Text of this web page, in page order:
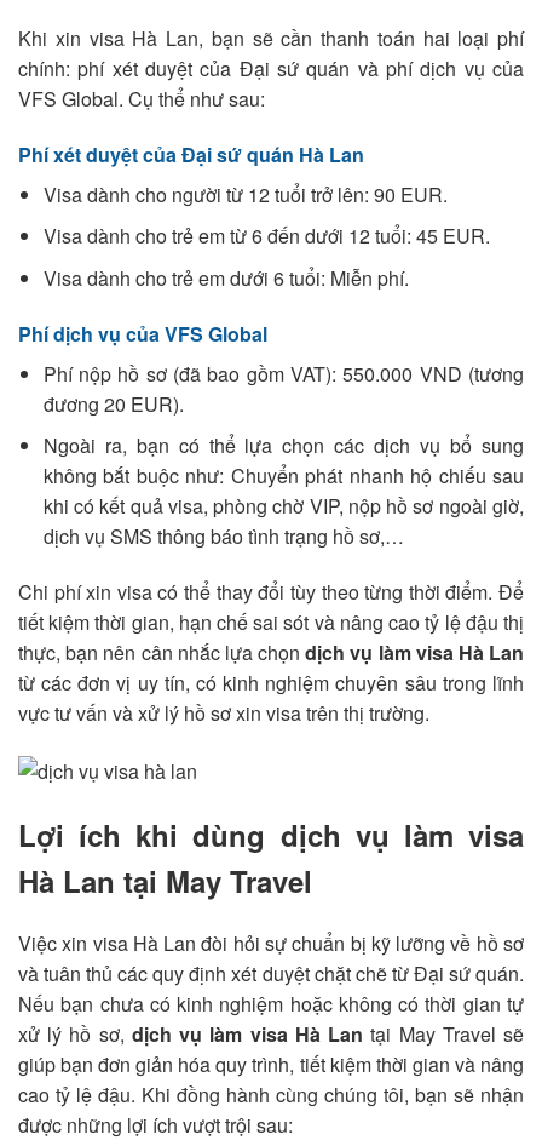
Khi xin visa Hà Lan, bạn sẽ cần thanh toán hai loại phí
chính: phí xét duyệt của Đại sứ quán và phí dịch vụ của
VFS Global. Cụ thể như sau:
Phí xét duyệt của Đại sứ quán Hà Lan
Visa dành cho người từ 12 tuổi trở lên: 90 EUR.
Visa dành cho trẻ em từ 6 đến dưới 12 tuổi: 45 EUR.
Visa dành cho trẻ em dưới 6 tuổi: Miễn phí.
Phí dịch vụ của VFS Global
Phí nộp hồ sơ (đã bao gồm VAT): 550.000 VND (tương
đương 20 EUR).
Ngoài ra, bạn có thể lựa chọn các dịch vụ bổ sung
không bắt buộc như: Chuyển phát nhanh hộ chiếu sau
khi có kết quả visa, phòng chờ VIP, nộp hồ sơ ngoài giờ,
dịch vụ SMS thông báo tình trạng hồ sơ,…
Chi phí xin visa có thể thay đổi tùy theo từng thời điểm. Để
tiết kiệm thời gian, hạn chế sai sót và nâng cao tỷ lệ đậu thị
thực, bạn nên cân nhắc lựa chọndịch vụ làm visa Hà Lan
từ các đơn vị uy tín, có kinh nghiệm chuyên sâu trong lĩnh
vực tư vấn và xử lý hồ sơ xin visa trên thị trường.
Lợi ích khi dùng dịch vụ làm visa
Hà Lan tại May Travel
Việc xin visa Hà Lan đòi hỏi sự chuẩn bị kỹ lưỡng về hồ sơ
và tuân thủ các quy định xét duyệt chặt chẽ từ Đại sứ quán.
Nếu bạn chưa có kinh nghiệm hoặc không có thời gian tự
xử lý hồ sơ, dịch vụ làm visa Hà Lan tại May Travel sẽ
giúp bạn đơn giản hóa quy trình, tiết kiệm thời gian và nâng
cao tỷ lệ đậu. Khi đồng hành cùng chúng tôi, bạn sẽ nhận
được những lợi ích vượt trội sau: